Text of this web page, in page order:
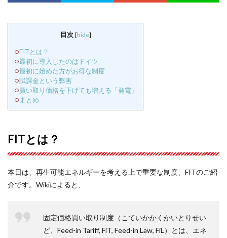
目次 [hide]
FITとは？
最初に導入したのはドイツ
最初に始めた方がお得な制度
賦課金という弊害
買い取り価格を下げても増える「発電」
まとめ
FITとは？
本日は、再生可能エネルギーを考える上で重要な制度、FITのご紹
介です。Wikiによると、
固定価格買い取り制度（こていかかくかいとりせい
ど、Feed-in Tariff, FiT, Feed-in Law, FiL）とは、エネ